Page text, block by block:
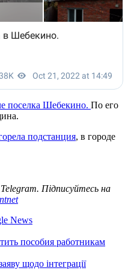
поселка Шебекино. По его
подстанция, в городе
Підписуйтесь на
News
пособия работникам
щодо інтеграції